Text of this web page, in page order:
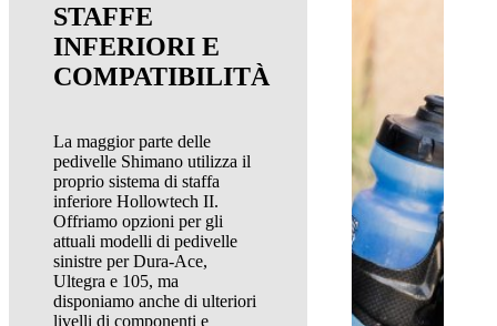
STAFFE
INFERIORI E
COMPATIBILITÀ
La maggior parte delle
pedivelle Shimano utilizza il
proprio sistema di staffa
inferiore Hollowtech II.
Offriamo opzioni per gli
attuali modelli di pedivelle
sinistre per Dura-Ace,
Ultegra e 105, ma
disponiamo anche di ulteriori
livelli di componenti e